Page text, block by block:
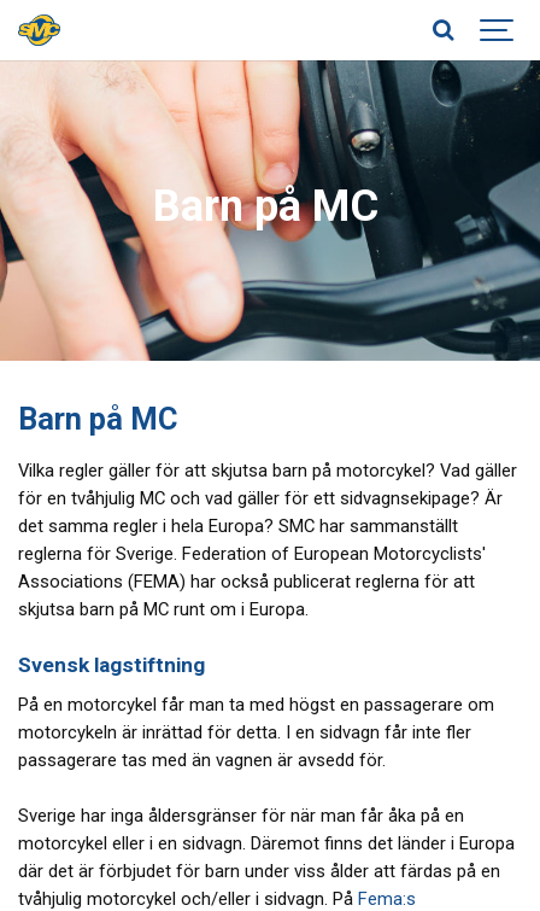
Barn på MC
Barn på MC
Vilka regler gäller för att skjutsa barn på motorcykel? Vad gäller
för en tvåhjulig MC och vad gäller för ett sidvagnsekipage? Är
det samma regler i hela Europa? SMC har sammanställt
reglerna för Sverige. Federation of European Motorcyclists'
Associations (FEMA) har också publicerat reglerna för att
skjutsa barn på MC runt om i Europa.
Svensk lagstiftning
På en motorcykel får man ta med högst en passagerare om
motorcykeln är inrättad för detta. I en sidvagn får inte fler
passagerare tas med än vagnen är avsedd för.
Sverige har inga åldersgränser för när man får åka på en
motorcykel eller i en sidvagn. Däremot finns det länder i Europa
där det är förbjudet för barn under viss ålder att färdas på en
tvåhjulig motorcykel och/eller i sidvagn. På Fema:s